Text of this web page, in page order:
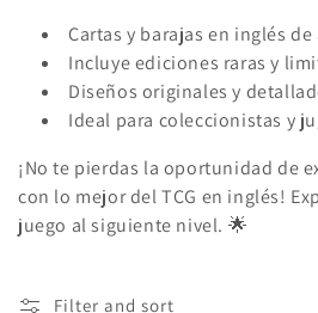
Cartas y barajas en inglés
Incluye ediciones raras y
Diseños originales y
Ideal para coleccionistas y
¡No te pierdas la oportunidad de
con lo mejor del TCG en inglés!
juego al siguiente nivel. 🌟
Filter and sort